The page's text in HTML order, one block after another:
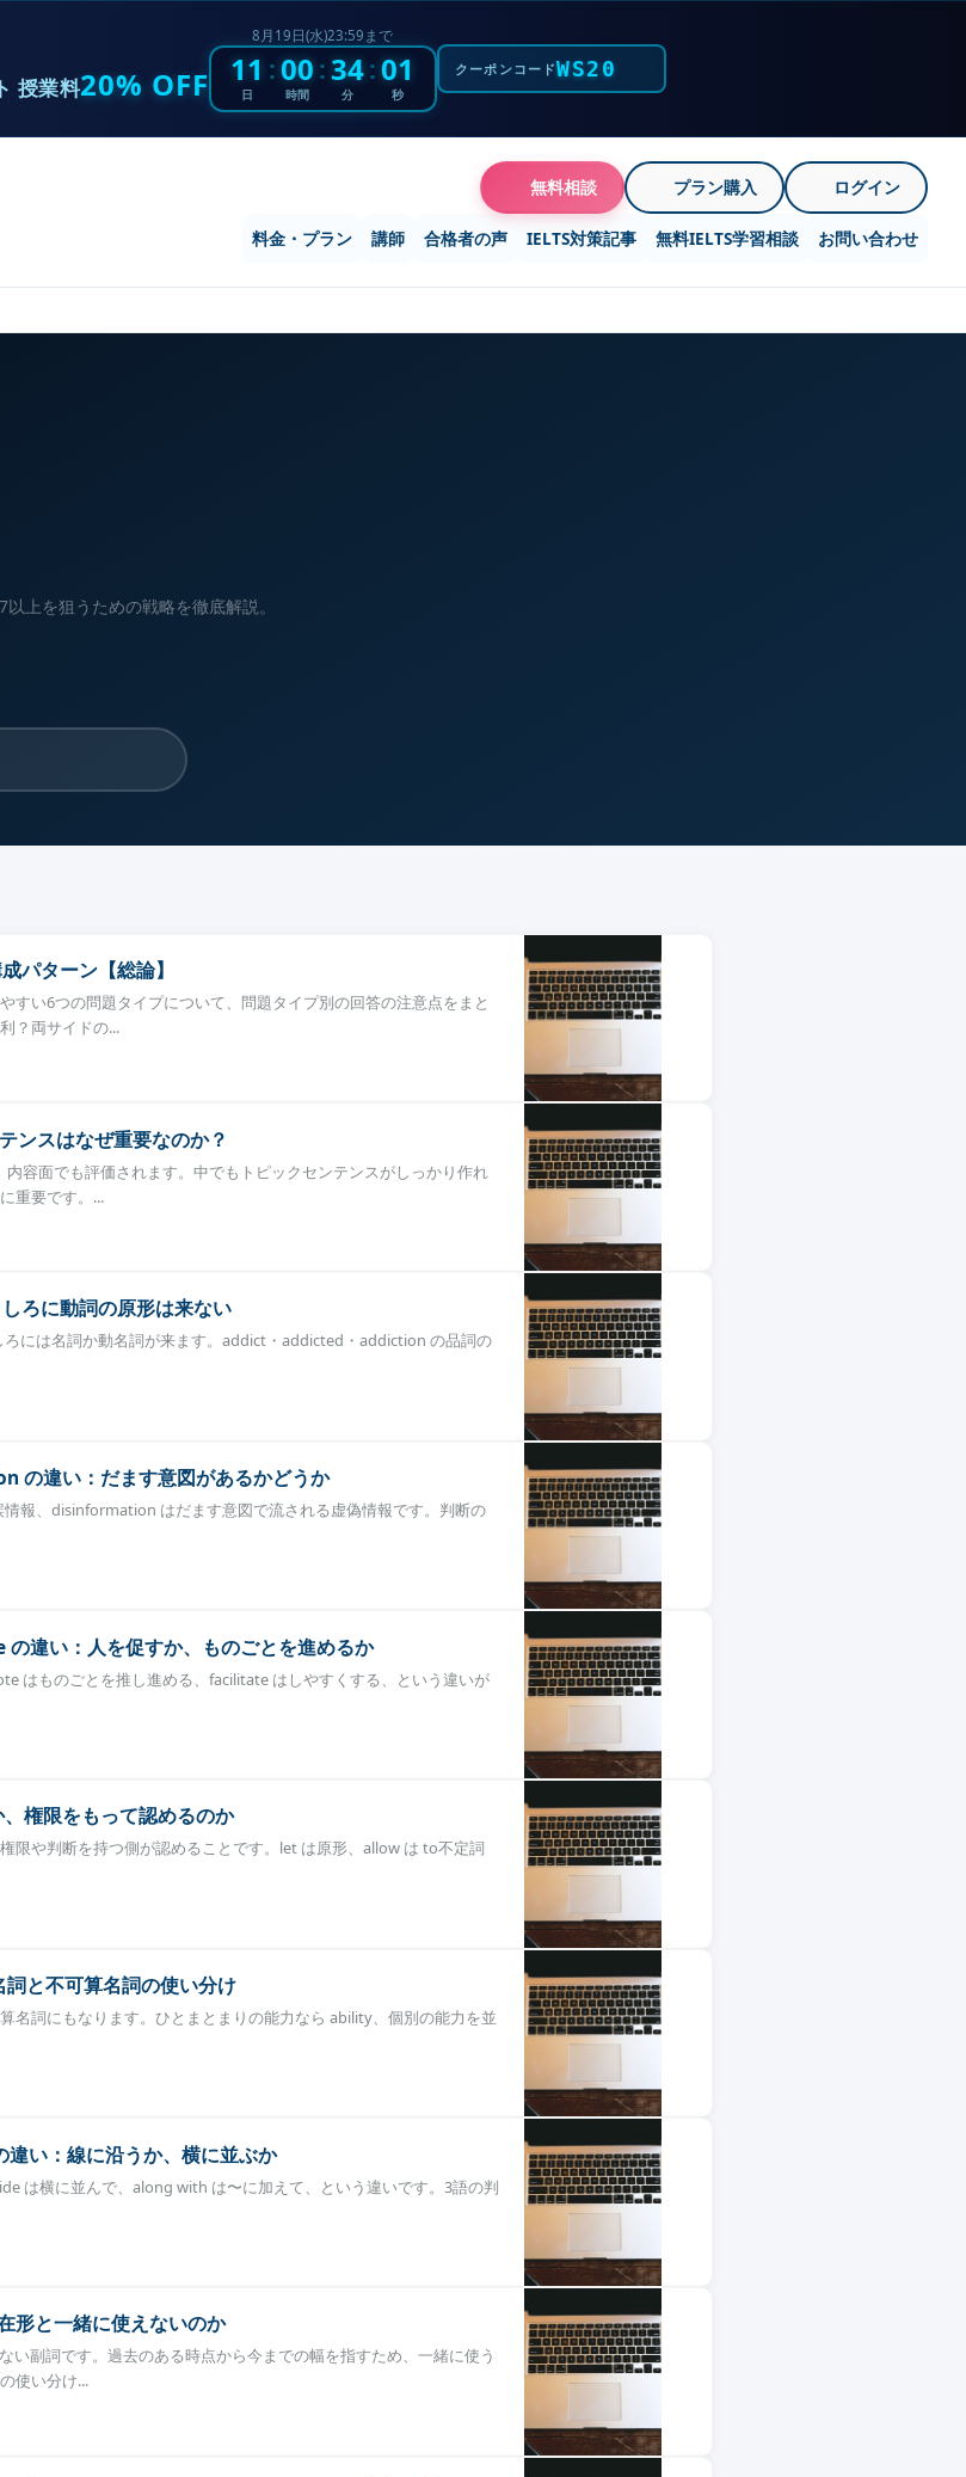
授業料20% OFF
8月19日(水)23:59まで
11
日
:00
時間
:34
分
:00
秒
クーポンコードWS20
無料相談 プラン購入 ログイン
料金・プラン 講師 合格者の声 IELTS対策記事 無料IELTS学習相談 お問い合わせ
上を狙うための戦略を徹底解説。
パターン【総論】
すい6つの問題タイプについて、問題タイプ別の回答の注意点をまと
？両サイドの...
ンスはなぜ重要なのか？
容面でも評価されます。中でもトピックセンテンスがしっかり作れ
重要です。...
ろに動詞の原形は来ない
には名詞か動名詞が来ます。addict・addicted・addiction の品詞の
違い：だます意図があるかどうか
報、disinformation はだます意図で流される虚偽情報です。判断の
違い：人を促すか、ものごとを進めるか
はものごとを推し進める、facilitate はしやすくする、という違いが
権限をもって認めるのか
限や判断を持つ側が認めることです。let は原形、allow は to不定詞
と不可算名詞の使い分け
名詞にもなります。ひとまとまりの能力なら ability、個別の能力を並
い：線に沿うか、横に並ぶか
は横に並んで、along with は〜に加えて、という違いです。3語の判
形と一緒に使えないのか
い副詞です。過去のある時点から今までの幅を指すため、一緒に使う
使い分け...